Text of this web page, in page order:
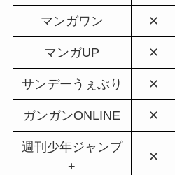
マンガワン ✕
マンガUP ✕
サンデーうぇぶり ✕
ガンガンONLINE ✕
週刊少年ジャンプ
+
✕